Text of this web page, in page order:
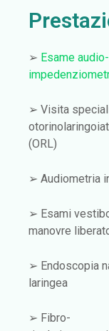
➢ Esame audio-
➢ Visita
(ORL)
➢ Audiometria
➢ Esami
manovre
➢ Endoscopia
laringea
➢ Fibro-